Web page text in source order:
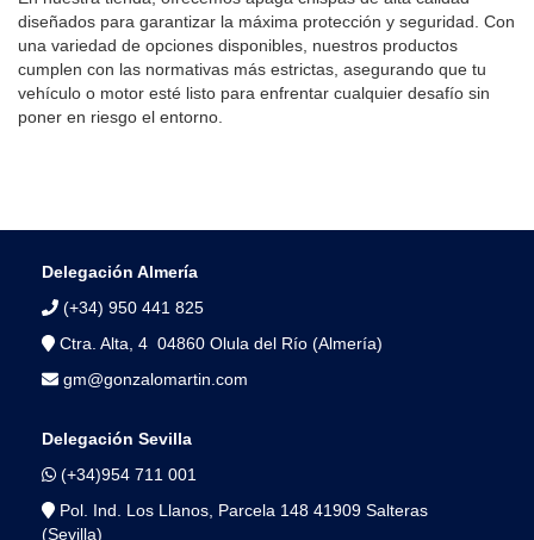
diseñados para garantizar la máxima protección y seguridad. Con
una variedad de opciones disponibles, nuestros productos
cumplen con las normativas más estrictas, asegurando que tu
vehículo o motor esté listo para enfrentar cualquier desafío sin
poner en riesgo el entorno.
Delegación Almería
(+34) 950 441 825
Ctra. Alta, 4 04860 Olula del Río (Almería)
gm@gonzalomartin.com
Delegación Sevilla
(+34)954 711 001
Pol. Ind. Los Llanos, Parcela 148 41909 Salteras
(Sevilla)